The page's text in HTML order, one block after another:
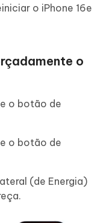
o iPhone 16e
o
o botão de
o botão de
(de Energia)